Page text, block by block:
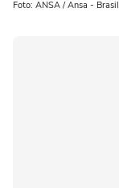
Foto: ANSA / Ansa - Brasil